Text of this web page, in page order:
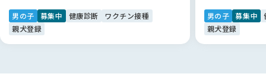
掲載されている選定基準にとても説得力があり、代表の方の
noteも拝読して「ここなら間違いない」と確信しました。当時
はまだ関西圏の登録ブリーダーさんが少なかったのですが、他
ではなくBreederFamiliesさんにお願いしたいと思い相談しま
男の子 募集中 健康診断
ワクチン接種
親犬登録
男の子 募集中
親犬登録